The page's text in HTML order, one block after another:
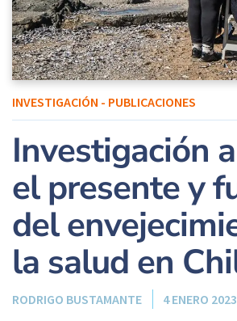
INVESTIGACIÓN - PUBLICACIONES
Investigación
el presente y
del
la salud en
RODRIGO BUSTAMANTE 4 ENERO 2023